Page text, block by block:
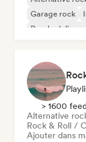
Garage rock
Psychedelic pop
> 1600
Alternative
Rock & Roll /
Ajouter dans